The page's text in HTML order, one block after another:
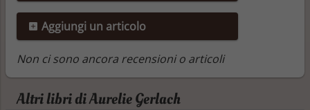
Aggiungi un articolo
Non ci sono ancora recensioni o articoli
Altri libri di Aurelie Gerlach